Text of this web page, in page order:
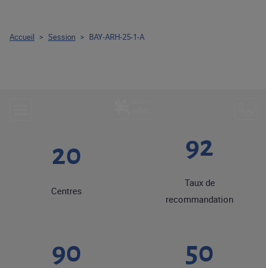
20
Centres
92
Taux de
recommandation
90 50
Accueil > Session > BAY-ARH-25-1-A